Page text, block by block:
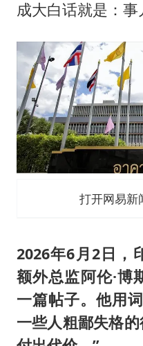
成大白话就是：事
打开网易新
2026年6月2日，
额外总监阿伦·博
一篇帖子。他用
一些人粗鄙失格